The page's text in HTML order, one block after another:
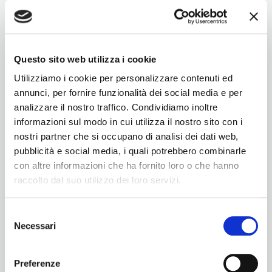
Questo sito web utilizza i cookie
Utilizziamo i cookie per personalizzare contenuti ed
annunci, per fornire funzionalità dei social media e per
analizzare il nostro traffico. Condividiamo inoltre
informazioni sul modo in cui utilizza il nostro sito con i
nostri partner che si occupano di analisi dei dati web,
pubblicità e social media, i quali potrebbero combinarle
con altre informazioni che ha fornito loro o che hanno
raccolto dal suo utilizzo dei loro servizi.
delNecessari
Preferenze
Consegna rapida ( 1-3
giorni lavorativi )
Spedizione
gratis da 49,99 €
Pagamenti sicuri
Perfetto se...
Hai fastidi dovuti a dolori muscolari e